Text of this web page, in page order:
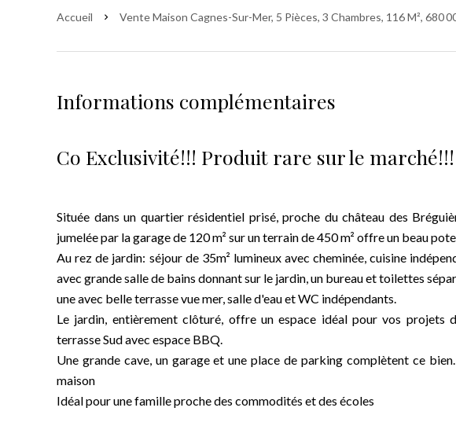
Accueil Vente Maison Cagnes-Sur-Mer, 5 Pièces, 3 Chambres, 116 M², 680
Informations complémentaires
Co Exclusivité!!! Produit rare sur le marché!!!
Située dans un quartier résidentiel prisé, proche du château des
jumelée par la garage de 120 m² sur un terrain de 450 m² offre un beau
Au rez de jardin: séjour de 35m² lumineux avec cheminée, cuisine
avec grande salle de bains donnant sur le jardin, un bureau et toilettes
une avec belle terrasse vue mer, salle d'eau et WC indépendants.
Le jardin, entièrement clôturé, offre un espace idéal pour vos projets
terrasse Sud avec espace BBQ.
Une grande cave, un garage et une place de parking complètent ce
maison
Idéal pour une famille proche des commodités et des écoles